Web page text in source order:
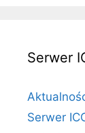
Serwer
Serwer